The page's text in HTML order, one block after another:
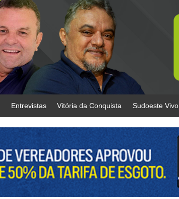
Entrevistas Vitória da Conquista Sudoeste Vivo